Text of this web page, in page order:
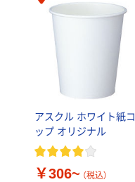
アスクル ホワイト紙コ
ップ オリジナル
￥306~ （税込）